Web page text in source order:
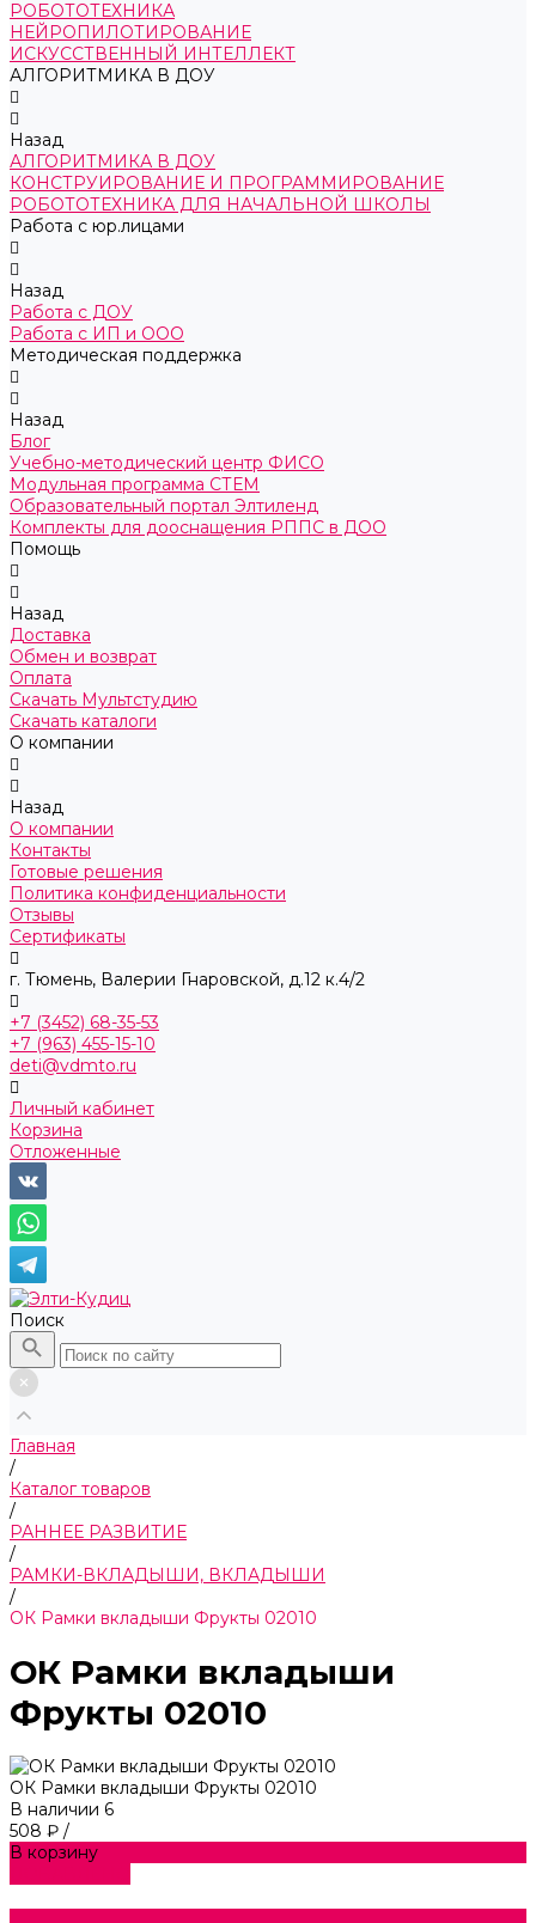
РОБОТОТЕХНИКА
НЕЙРОПИЛОТИРОВАНИЕ
ИСКУССТВЕННЫЙ ИНТЕЛЛЕКТ
АЛГОРИТМИКА В ДОУ
Назад
АЛГОРИТМИКА В ДОУ
КОНСТРУИРОВАНИЕ И ПРОГРАММИРОВАНИЕ
РОБОТОТЕХНИКА ДЛЯ НАЧАЛЬНОЙ ШКОЛЫ
Работа с юр.лицами
Назад
Работа с ДОУ
Работа с ИП и ООО
Методическая поддержка
Назад
Блог
Учебно-методический центр ФИСО
Модульная программа СТЕМ
Образовательный портал Элтиленд
Комплекты для дооснащения РППС в ДОО
Помощь
Назад
Доставка
Обмен и возврат
Оплата
Скачать Мультстудию
Скачать каталоги
О компании
Назад
О компании
Контакты
Готовые решения
Политика конфиденциальности
Отзывы
Сертификаты
г. Тюмень, ​Валерии Гнаровской, д.12 к.4/2
+7 (3452) 68-35-53
+7 (963) 455-15-10
deti@vdmto.ru
Личный кабинет
Корзина
Отложенные
Поиск
Главная
/
Каталог товаров
/
РАННЕЕ РАЗВИТИЕ
/
РАМКИ-ВКЛАДЫШИ, ВКЛАДЫШИ
/
ОК Рамки вкладыши Фрукты 02010
ОК Рамки вкладыши
Фрукты 02010
ОК Рамки вкладыши Фрукты 02010
В наличии 6
508 ₽ /
В корзину